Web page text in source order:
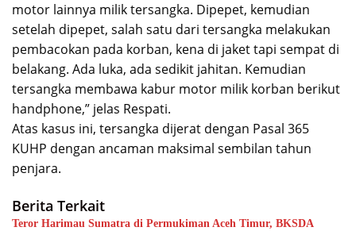
motor lainnya milik tersangka. Dipepet, kemudian
setelah dipepet, salah satu dari tersangka melakukan
pembacokan pada korban, kena di jaket tapi sempat di
belakang. Ada luka, ada sedikit jahitan. Kemudian
tersangka membawa kabur motor milik korban berikut
handphone,” jelas Respati.
Atas kasus ini, tersangka dijerat dengan Pasal 365
KUHP dengan ancaman maksimal sembilan tahun
penjara.
Berita Terkait
Teror Harimau Sumatra di Permukiman Aceh Timur, BKSDA